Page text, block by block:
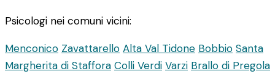
Psicologi nei comuni vicini:
Menconico Zavattarello Alta Val Tidone Bobbio Santa
Margherita di Staffora Colli Verdi Varzi Brallo di Pregola